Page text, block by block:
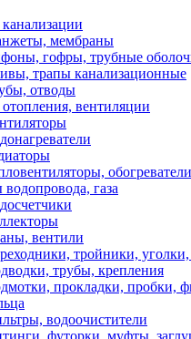
мембраны
гофры, трубные
трапы канализационные
отводы
вентиляции
обогреватели
газа
вентили
тройники,
трубы, крепления
прокладки, пробки,
водоочистители
футорки, муфты,